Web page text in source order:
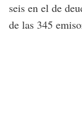
seis en el de
de las 345